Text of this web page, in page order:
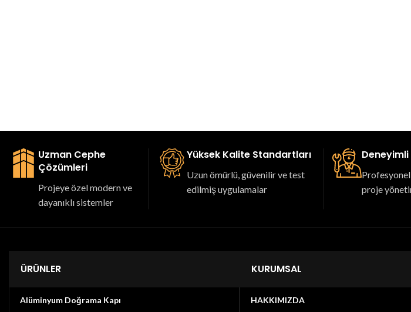
Uzman Cephe
Çözümleri
Projeye özel modern ve
dayanıklı sistemler
Yüksek Kalite Standartları
Uzun ömürlü, güvenilir ve test
edilmiş uygulamalar
proje
ÜRÜNLER
Alüminyum Doğrama Kapı
KURUMSAL
HAKKIMIZDA